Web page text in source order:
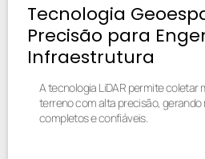
Tecnologia
Precisão para
Infraestrutura
A tecnologia LiDAR permite coletar
terreno com alta precisão, gerando
completos e confiáveis.